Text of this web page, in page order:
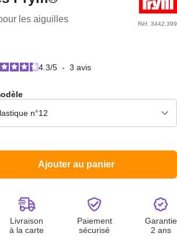
les aiguilles Réf. 3442.399
4.3/5 - 3 avis
Ajouter au panier
Livraison
à la carte
Paiement
sécurisé
Garantie
2 ans